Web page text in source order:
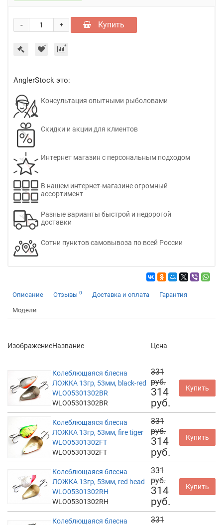
+
- Купить
AnglerStock это:
Консультация опытными рыболовами
Скидки и акции для клиентов
Интернет магазин с персональным подходом
В нашем интернет-магазине огромный
ассортимент
Разные варианты быстрой и недорогой
доставки
Сотни пунктов самовывоза по всей России
Описание Отзывы 0 Доставка и оплата Гарантия
Модели
ИзображениеНазвание Цена
Колеблющаяся блесна
ЛОЖКА 13гр, 53мм, black-red
WLO05301302BR
WLO05301302BR
331
руб.
314
руб.
Купить
Колеблющаяся блесна
ЛОЖКА 13гр, 53мм, fire tiger
WLO05301302FT
WLO05301302FT
331
руб.
314
руб.
Купить
Колеблющаяся блесна
ЛОЖКА 13гр, 53мм, red head
WLO05301302RH
WLO05301302RH
331
руб.
314
руб.
Купить
Колеблющаяся блесна 331